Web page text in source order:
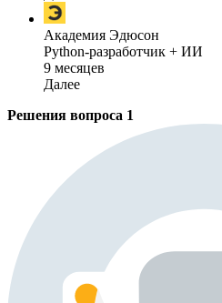
Академия Эдюсон
Python-разработчик + ИИ
9 месяцев
Далее
Решения вопроса 1